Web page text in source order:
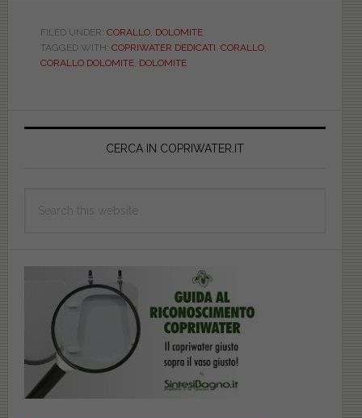
BIANCO.
DEDICATO.
DILCORALBIEUCORA
FILED UNDER: CORALLO, DOLOMITE
TAGGED WITH: COPRIWATER DEDICATI, CORALLO,
CORALLO DOLOMITE, DOLOMITE
Primary
CERCA IN COPRIWATER.IT